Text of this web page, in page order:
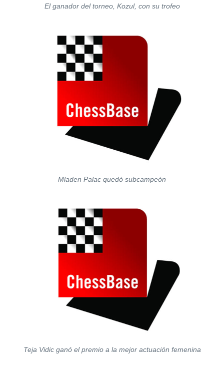
El ganador del torneo, Kozul, con su trofeo
Mladen Palac quedó subcampeón
Teja Vidic ganó el premio a la mejor actuación femenina